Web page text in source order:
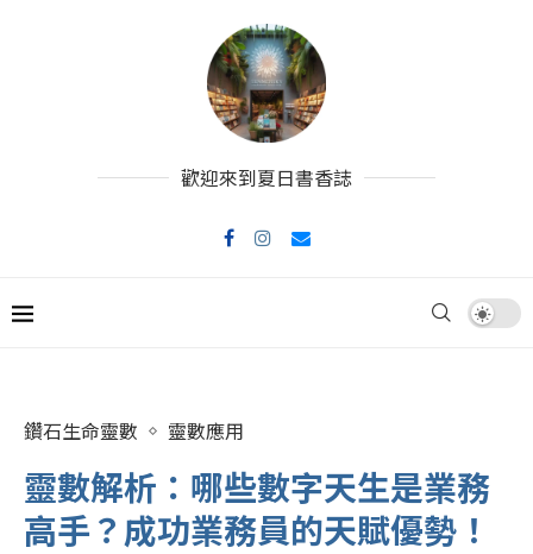
歡迎來到夏日書香誌
鑽石生命靈數 靈數應用
靈數解析：哪些數字天生是業務
高手？成功業務員的天賦優勢！